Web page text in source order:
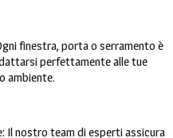
finestra, porta o serramento è
perfettamente alle tue
ambiente.
Il nostro team di esperti assicura